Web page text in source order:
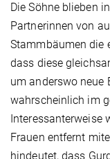
Die Söhne blieben
Partnerinnen von
Stammbäumen die
dass diese
um anderswo neue
wahrscheinlich im
Interessanterweise
Frauen entfernt
hindeutet, dass